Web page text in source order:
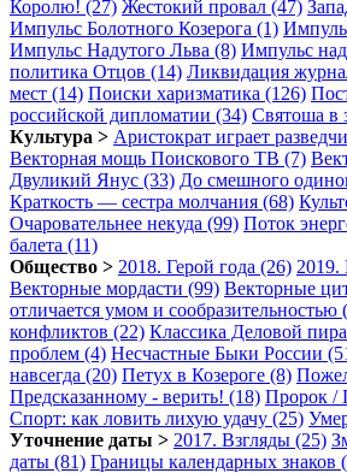
Королю! (27) Жестокий провал (47)
Импульс Болотного Козерога (1)
Импульс Надутого Льва (8) Импульс
политика Отцов (14) Ликвидация
мест (14) Поиски харизматика (126)
российской дипломатии (34) Святоша в
Культура > Аристократ играет
Векторная мощь Поискового ТВ (7)
Двуликий Янус (33) До смешного
Краткость — сестра молчания (68)
Очаровательнее некуда (99) Поток
балета (11)
Общество > 2018. Герой года (26) 2019.
Векторные мордасти (99) Векторные
отличается умом и сообразительностью
конфликтов (22) Классика Деловой
проблем (4) Несчастные Быки России
навсегда (20) Петух в Козероге (8)
Предсказанному - верить! (18) Пророк /
Спорт: как ловить лихую удачу (25)
Уточнение даты > 2017. Взгляды (25)
даты (81) Границы календарных знаков